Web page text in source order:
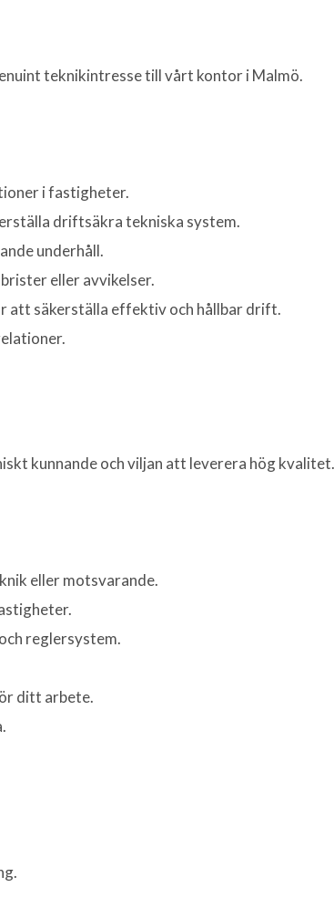
teknikintresse till vårt kontor i Malmö.
i fastigheter.
driftsäkra tekniska system.
underhåll.
eller avvikelser.
att säkerställa effektiv och hållbar drift.
kunnande och viljan att leverera hög kvalitet.
eller motsvarande.
reglersystem.
ditt arbete.